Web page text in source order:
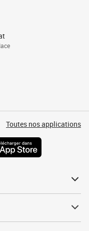
Toutes nos applications